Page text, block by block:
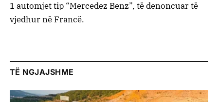
1 automjet tip “Mercedez Benz”, të denoncuar të
vjedhur në Francë.
TË NGJAJSHME